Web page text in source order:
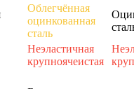
Облегчённая
оцинкованная
сталь
Неэластичная
крупноячеистая